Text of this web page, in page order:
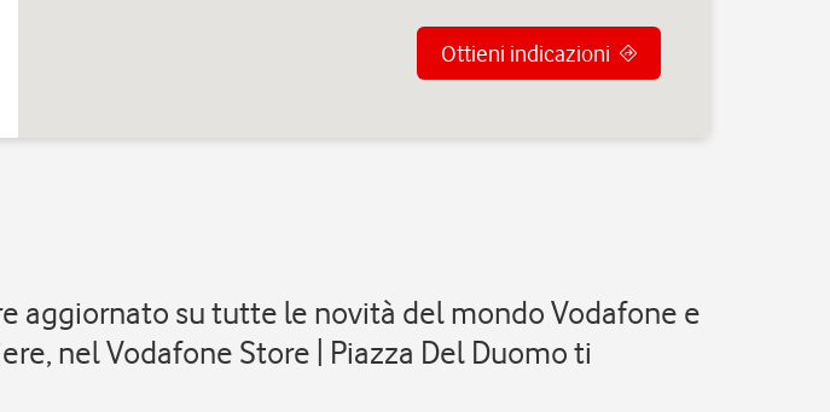
Ottieni indicazioni
aggiornato su tutte le novità del mondo Vodafone e
nel Vodafone Store | Piazza Del Duomo ti